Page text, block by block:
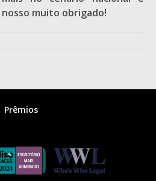
muito obrigado!
Prêmios